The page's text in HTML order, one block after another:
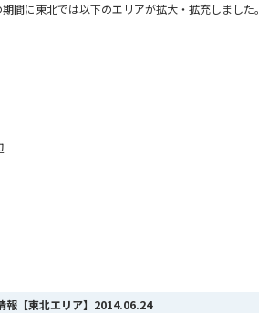
間に東北では以下のエリアが拡大・拡充しました。
【東北エリア】 2014.06.24